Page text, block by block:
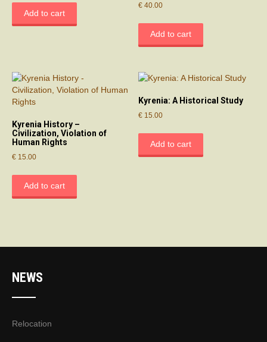
Add to cart
€ 40.00
Add to cart
Kyrenia History –
Civilization, Violation of
Human Rights
€ 15.00
Add to cart
Kyrenia: A Historical Study
€ 15.00
Add to cart
NEWS
Relocation